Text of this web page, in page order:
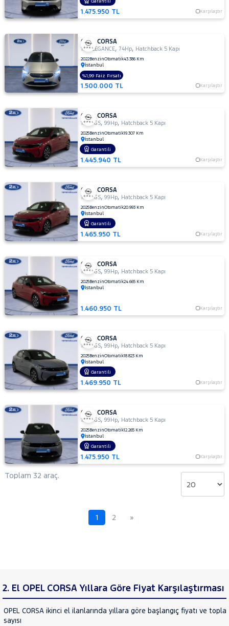
1.475.950 TL Karşılaştır
OPEL CORSA
1.2 ELEGANCE,74Hp, Hatchback 5 Kapı
2022BenzinOtomatik43.386 Km
İstanbul
1.500.000 TL Karşılaştır
%1,99 Faiz Fırsatı
OPEL CORSA
1.2 T GS,99Hp, Hatchback 5 Kapı
2025BenzinOtomatik19.307 Km
İstanbul
1.445.940 TL Karşılaştır
Garantili
OPEL CORSA
1.2 T GS,99Hp, Hatchback 5 Kapı
2025BenzinOtomatik20.993 Km
İstanbul
1.465.950 TL Karşılaştır
Garantili
OPEL CORSA
1.2 T GS,99Hp, Hatchback 5 Kapı
2025BenzinOtomatik24.665 Km
İstanbul
1.460.950 TL Karşılaştır
OPEL CORSA
1.2 T GS,99Hp, Hatchback 5 Kapı
2025BenzinOtomatik18.823 Km
İstanbul
1.469.950 TL Karşılaştır
Garantili
OPEL CORSA
1.2 T GS,99Hp, Hatchback 5 Kapı
2025BenzinOtomatik12.265 Km
İstanbul
1.475.950 TL Karşılaştır
Garantili
Toplam 32 araç.
1 2 »
2. El OPEL CORSA Yıllara Göre Fiyat Karşılaştırması
OPEL CORSA ikinci el ilanlarında yıllara göre başlangıç fiyatı ve
sayısı